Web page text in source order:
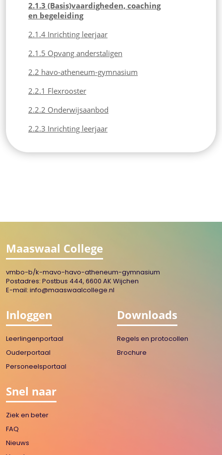
2.1.3 (Basis)vaardigheden, coaching
en begeleiding
2.1.4 Inrichting leerjaar
2.1.5 Opvang anderstaligen
2.2 havo-atheneum-gymnasium
2.2.1 Flexrooster
2.2.2 Onderwijsaanbod
2.2.3 Inrichting leerjaar
Maaswaal College
vmbo-b/k-mavo-havo-atheneum-gymnasium
Postadres: Postbus 444, 6600 AK Wijchen
E-mail: info@maaswaalcollege.nl
Inloggen
Leerlingenportaal
Ouderportaal
Personeelsportaal
Downloads
Regels en protocollen
Brochure
Snel naar
Ziek en beter
FAQ
Nieuws